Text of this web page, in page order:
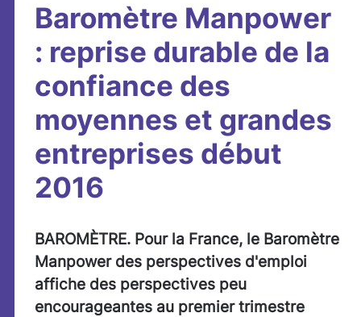
Baromètre Manpower
: reprise durable de la
confiance des
moyennes et grandes
entreprises début
2016
BAROMÈTRE. Pour la France, le Baromètre
Manpower des perspectives d'emploi
affiche des perspectives peu
encourageantes au premier trimestre